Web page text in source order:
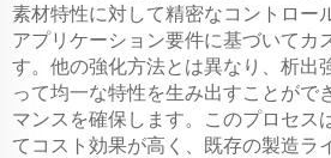
素材特性に対して精密なコントロー
アプリケーション要件に基づいてカ
す。他の強化方法とは異なり、析出
って均一な特性を生み出すことがで
マンスを確保します。このプロセス
てコスト効果が高く、既存の製造ラ